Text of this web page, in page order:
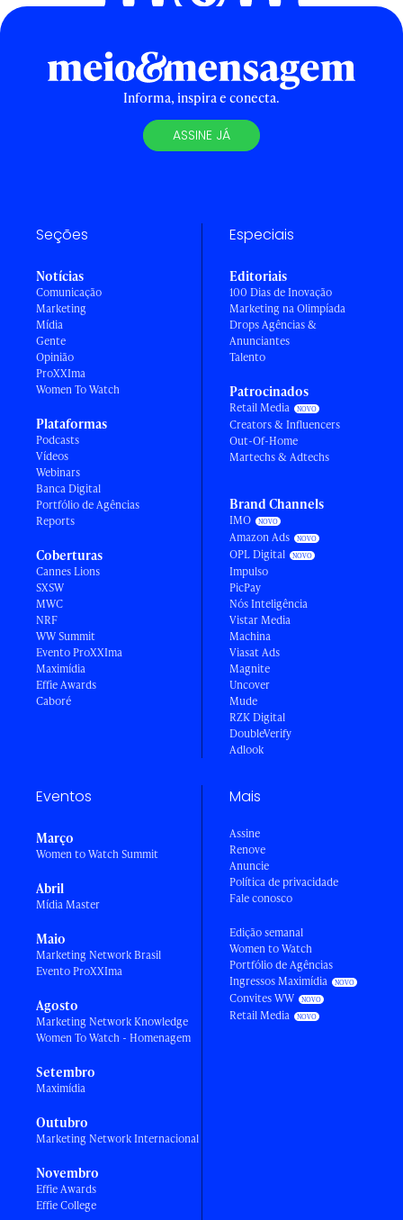
Informa, inspira e conecta.
ASSINE JÁ
Seções
Notícias
Comunicação
Marketing
Mídia
Gente
Opinião
ProXXIma
Women To Watch
Plataformas
Podcasts
Vídeos
Webinars
Banca Digital
Portfólio de Agências
Reports
Coberturas
Cannes Lions
SXSW
MWC
NRF
WW Summit
Evento ProXXIma
Maximídia
Effie Awards
Caboré
Especiais
Editoriais
100 Dias de Inovação
Marketing na Olimpíada
Drops Agências &
Anunciantes
Talento
Patrocinados
Retail Media
Creators & Influencers
Out-Of-Home
Martechs & Adtechs
Brand Channels
IMO
Amazon Ads
OPL Digital
Impulso
PicPay
Nós Inteligência
Vistar Media
Machina
Viasat Ads
Magnite
Uncover
Mude
RZK Digital
DoubleVerify
Adlook
Eventos
Março
Women to Watch Summit
Abril
Mídia Master
Maio
Marketing Network Brasil
Evento ProXXIma
Agosto
Marketing Network Knowledge
Women To Watch - Homenagem
Setembro
Maximídia
Outubro
Marketing Network Internacional
Novembro
Effie Awards
Effie College
Mais
Assine
Renove
Anuncie
Política de privacidade
Fale conosco
Edição semanal
Women to Watch
Portfólio de Agências
Ingressos Maximídia
Convites WW
Retail Media